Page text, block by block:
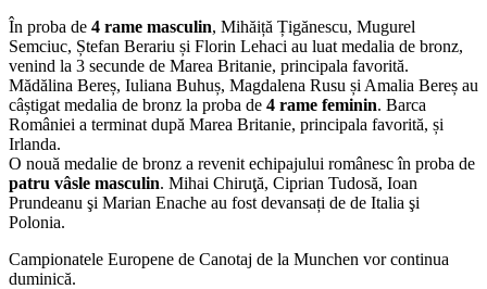
În proba de 4 rame masculin, Mihăiță Țigănescu, Mugurel
Semciuc, Ștefan Berariu și Florin Lehaci au luat medalia de bronz,
venind la 3 secunde de Marea Britanie, principala favorită.
Mădălina Bereș, Iuliana Buhuș, Magdalena Rusu și Amalia Bereș au
câștigat medalia de bronz la proba de 4 rame feminin. Barca
României a terminat după Marea Britanie, principala favorită, și
Irlanda.
O nouă medalie de bronz a revenit echipajului românesc în proba de
patru vâsle masculin. Mihai Chiruţă, Ciprian Tudosă, Ioan
Prundeanu şi Marian Enache au fost devansați de de Italia şi
Polonia.
Campionatele Europene de Canotaj de la Munchen vor continua
duminică.